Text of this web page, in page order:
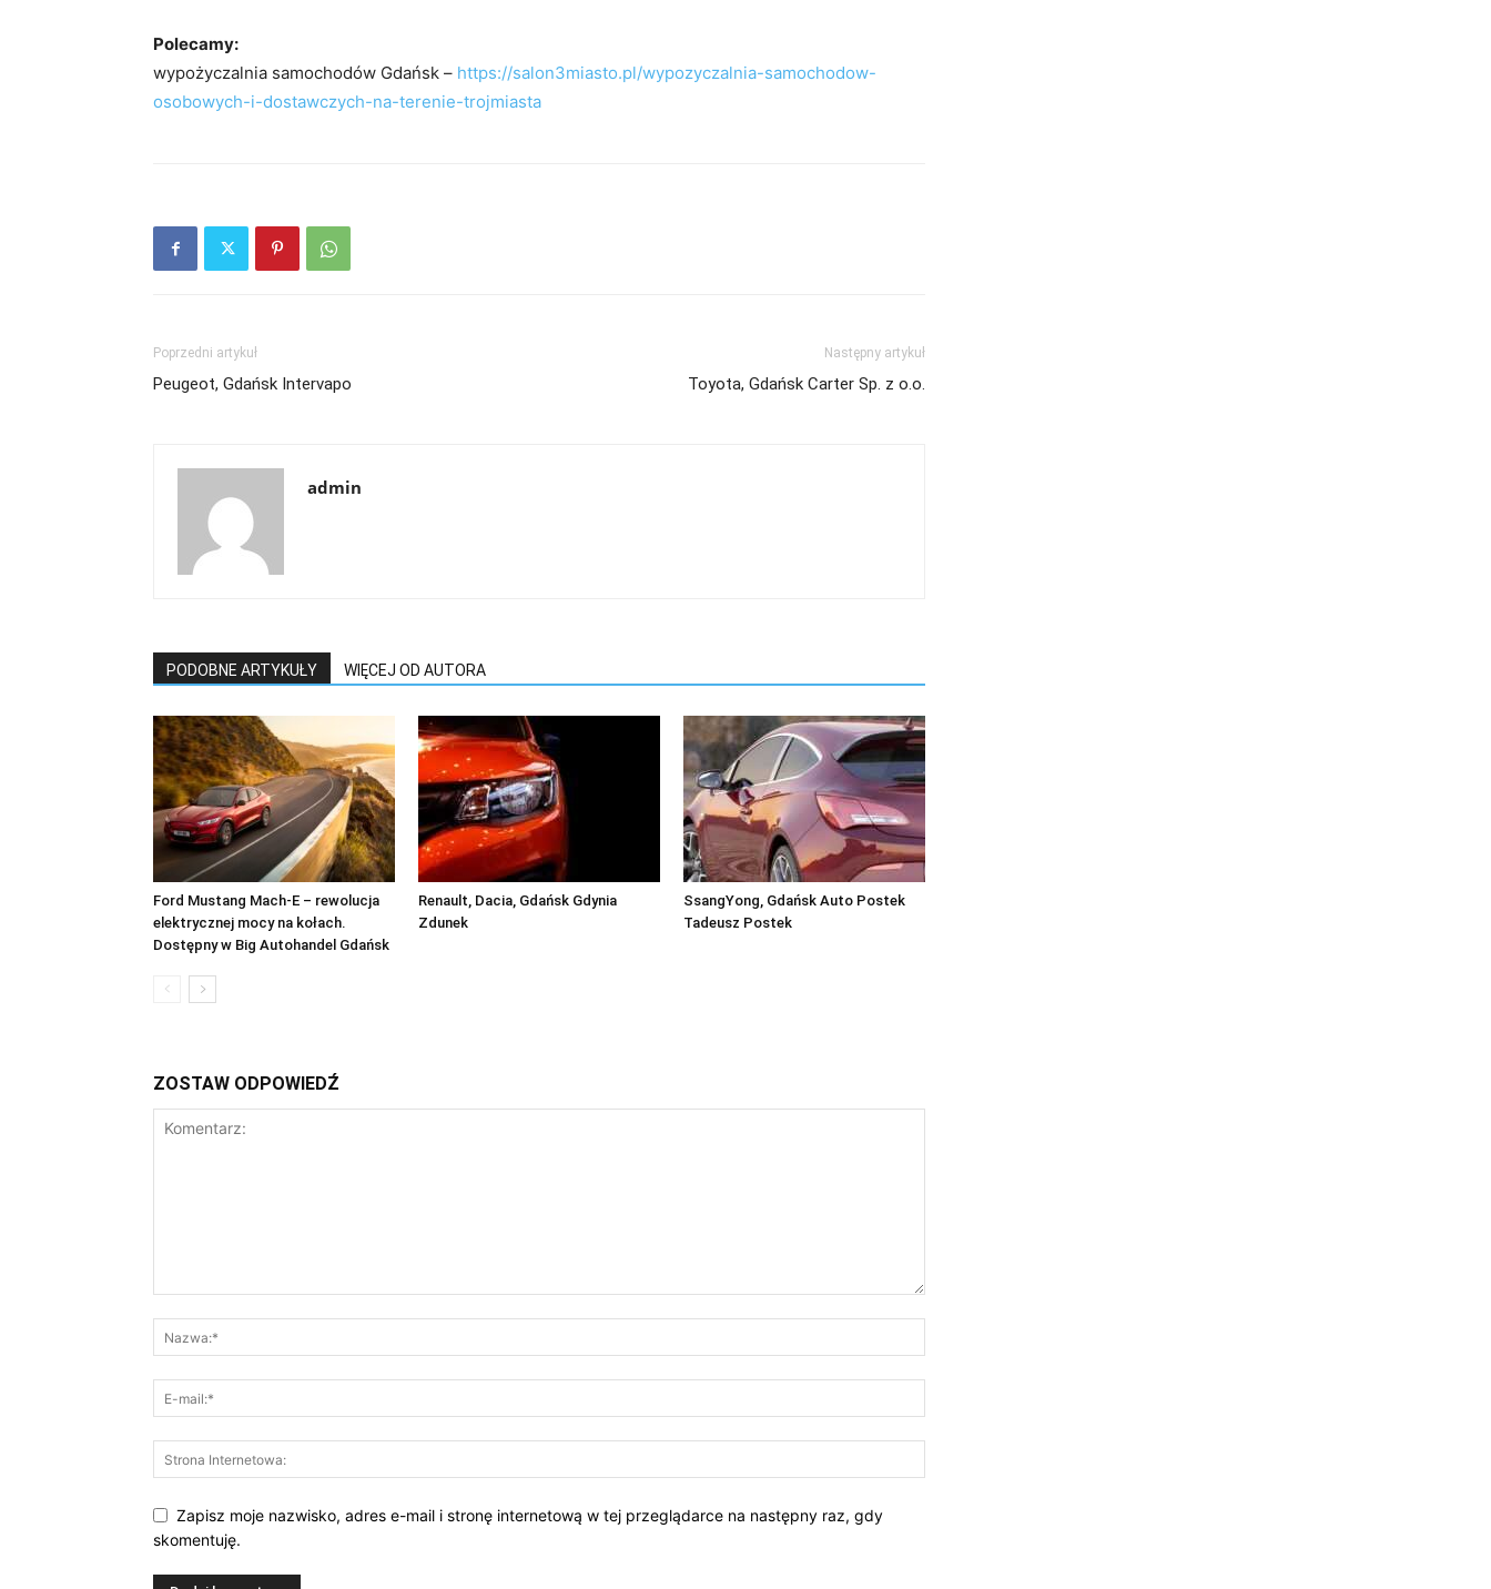
Polecamy:
wypożyczalnia samochodów Gdańsk – https://salon3miasto.pl/wypozyczalnia-samochodow-
osobowych-i-dostawczych-na-terenie-trojmiasta
Poprzedni artykuł
Peugeot, Gdańsk Intervapo
Następny artykuł
Toyota, Gdańsk Carter Sp. z o.o.
admin
PODOBNE ARTYKUŁY WIĘCEJ OD AUTORA
Ford Mustang Mach-E – rewolucja
elektrycznej mocy na kołach.
Dostępny w Big Autohandel Gdańsk
Renault, Dacia, Gdańsk Gdynia
Zdunek
SsangYong, Gdańsk Auto Postek
Tadeusz Postek
ZOSTAW ODPOWIEDŹ
Zapisz moje nazwisko, adres e-mail i stronę internetową w tej przeglądarce na następny raz, gdy
skomentuję.